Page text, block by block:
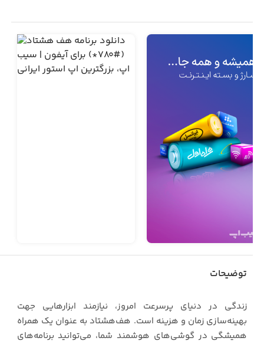
توضیحات
زندگی در دنیای پرسرعت امروز، نیازمند ابزارهایی جهت
بهینه‌سازی زمان و هزینه است. هف‌هشتاد به عنوان یک همراه
همیشگی در گوشی‌های هوشمند شما، می‌توانید برنامه‌های